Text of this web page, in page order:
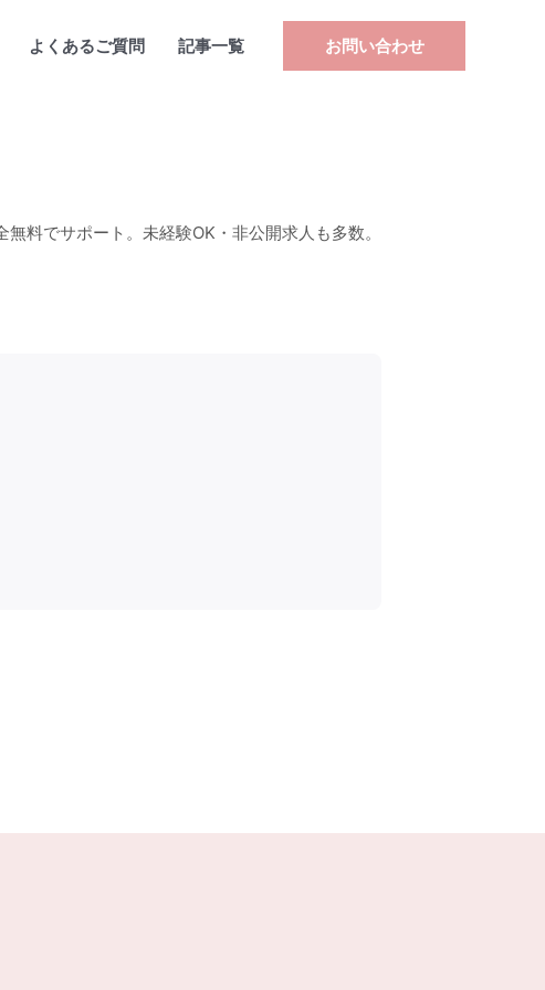
よくあるご質問 記事一覧 お問い合わせ
料でサポート。未経験OK・非公開求人も多数。